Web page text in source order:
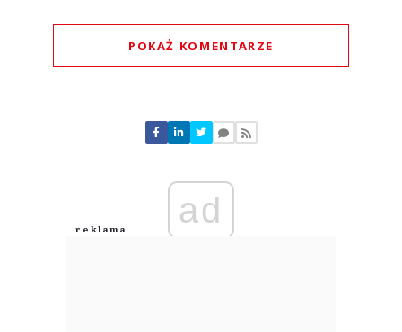
POKAŻ KOMENTARZE
Nie znaleziono komentarzy
Zostaw swoje komentarze
Anuluj
ad